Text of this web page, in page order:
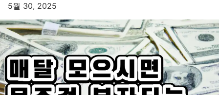
5월 30, 2025